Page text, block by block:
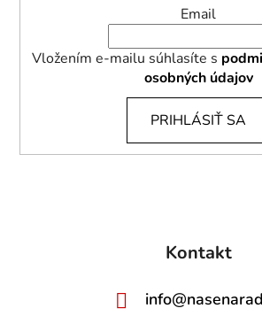
Email
Vložením e-mailu súhlasíte s
osobných údajov
PRIHLÁSIŤ SA
Kontakt
info@